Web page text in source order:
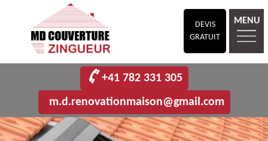
DEVIS
GRATUIT
MENU
+41 782 331 305
m.d.renovationmaison@gmail.com